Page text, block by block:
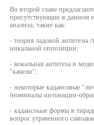
Во второй главе
присутствующие в данном
анализа, такие как:
- теория ладовой
никальной оппозиции;
- вокальная антитеза и
"качели";
- некоторые кадансовые
/номиналы интонации-
- кадансоьые формы в
вопрос утраченного